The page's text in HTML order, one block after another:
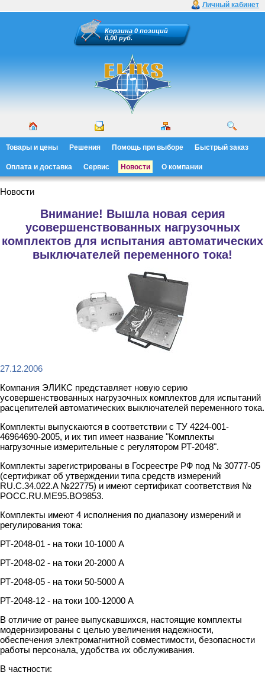
Личный кабинет
Корзина 0 позиций
0,00 руб.
Товары и цены Решения Помощь при выборе Быстрый заказ
Оплата и доставка Сервис Новости О компании
Новости
Внимание! Вышла новая серия
усовершенствованных нагрузочных
комплектов для испытания автоматических
выключателей переменного тока!
27.12.2006
Компания ЭЛИКС представляет новую серию
усовершенствованных нагрузочных комплектов для испытаний
расцепителей автоматических выключателей переменного тока.
Комплекты выпускаются в соответствии с ТУ 4224-001-
46964690-2005, и их тип имеет название "Комплекты
нагрузочные измерительные с регулятором РТ-2048".
Комплекты зарегистрированы в Госреестре РФ под № 30777-05
(сертификат об утверждении типа средств измерений
RU.C.34.022.A №22775) и имеют сертификат соответствия №
РОСС.RU.МЕ95.ВО9853.
Комплекты имеют 4 исполнения по диапазону измерений и
регулирования тока:
РТ-2048-01 - на токи 10-1000 А
РТ-2048-02 - на токи 20-2000 А
РТ-2048-05 - на токи 50-5000 А
РТ-2048-12 - на токи 100-12000 А
В отличие от ранее выпускавшихся, настоящие комплекты
модернизированы с целью увеличения надежности,
обеспечения электромагнитной совместимости, безопасности
работы персонала, удобства их обслуживания.
В частности: